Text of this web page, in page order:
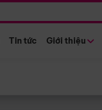
Tin tức Giới thiệu